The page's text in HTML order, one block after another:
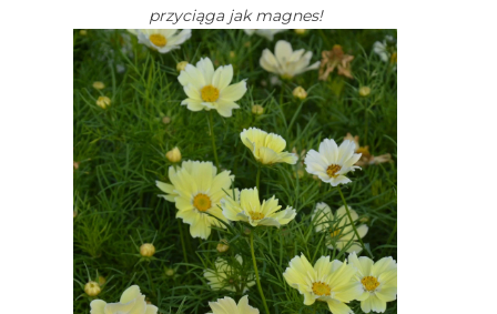
przyciąga jak magnes!